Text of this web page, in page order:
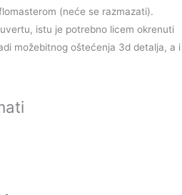
(neće se razmazati).
istu je potrebno licem okrenuti
možebitnog oštećenja 3d detalja, a i